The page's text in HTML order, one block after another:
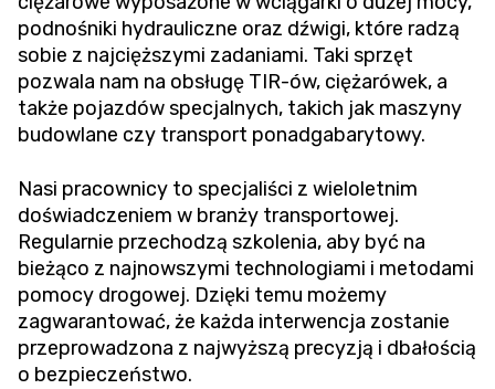
podnośniki hydrauliczne oraz dźwigi, które radzą
sobie z najcięższymi zadaniami. Taki sprzęt
pozwala nam na obsługę TIR-ów, ciężarówek, a
także pojazdów specjalnych, takich jak maszyny
budowlane czy transport ponadgabarytowy.
Nasi pracownicy to specjaliści z wieloletnim
doświadczeniem w branży transportowej.
Regularnie przechodzą szkolenia, aby być na
bieżąco z najnowszymi technologiami i metodami
pomocy drogowej. Dzięki temu możemy
zagwarantować, że każda interwencja zostanie
przeprowadzona z najwyższą precyzją i dbałością
o bezpieczeństwo.